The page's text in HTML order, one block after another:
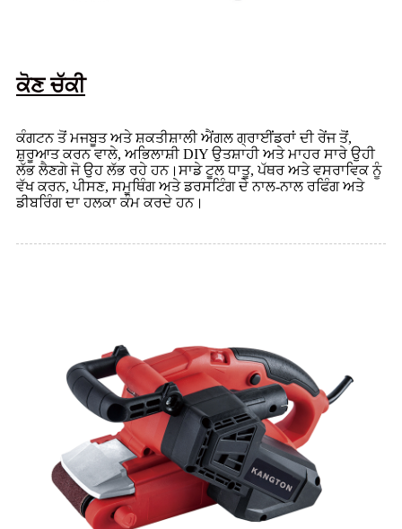
ਕੋਣ ਚੱਕੀ
ਕੰਗਟਨ ਤੋਂ ਮਜਬੂਤ ਅਤੇ ਸ਼ਕਤੀਸ਼ਾਲੀ ਐਂਗਲ ਗ੍ਰਾਈਂਡਰਾਂ ਦੀ ਰੇਂਜ ਤੋਂ,
ਸ਼ੁਰੂਆਤ ਕਰਨ ਵਾਲੇ, ਅਭਿਲਾਸ਼ੀ DIY ਉਤਸ਼ਾਹੀ ਅਤੇ ਮਾਹਰ ਸਾਰੇ ਉਹੀ
ਲੱਭ ਲੈਣਗੇ ਜੋ ਉਹ ਲੱਭ ਰਹੇ ਹਨ।ਸਾਡੇ ਟੂਲ ਧਾਤੂ, ਪੱਥਰ ਅਤੇ ਵਸਰਾਵਿਕ ਨੂੰ
ਵੱਖ ਕਰਨ, ਪੀਸਣ, ਸਮੂਥਿੰਗ ਅਤੇ ਡਰਸਟਿੰਗ ਦੇ ਨਾਲ-ਨਾਲ ਰਫਿੰਗ ਅਤੇ
ਡੀਬਰਿੰਗ ਦਾ ਹਲਕਾ ਕੰਮ ਕਰਦੇ ਹਨ।